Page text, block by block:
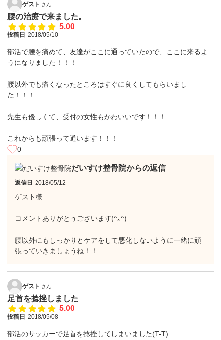
ゲスト さん
腰の治療で来ました。
5.00
投稿日 2018/05/10
部活で腰を痛めて、友達がここに通っていたので、ここに来るよ
うになりました！！！
腰以外でも痛くなったところはすぐに良くしてもらいまし
た！！！
先生も優しくて、受付の女性もかわいいです！！！
これからも頑張って通います！！！
0
だいすけ整骨院からの返信
返信日 2018/05/12
ゲスト様
コメントありがとうございます(^｡^)
腰以外にもしっかりとケアをして悪化しないように一緒に頑
張っていきましょうね！！
ゲスト さん
足首を捻挫しました
5.00
投稿日 2018/05/08
部活のサッカーで足首を捻挫してしまいました(T-T)